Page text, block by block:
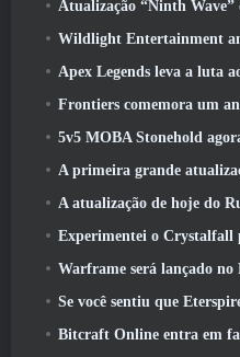
Atualização “Ninth Wave” do
Wildlight Entertainment anuncia
Apex Legends leva a luta ao
Frontiers comemora um ano de
5v5 MOBA Stonehold
A primeira grande atualização do
A atualização de hoje do RuneScape torna os estilos
Experimentei o Crystalfall para o
Warframe será lançado no Nintendo Switch 2 Bem a
Se você sentiu que Eterspire “funciona como uma
Bitcraft Online entra em